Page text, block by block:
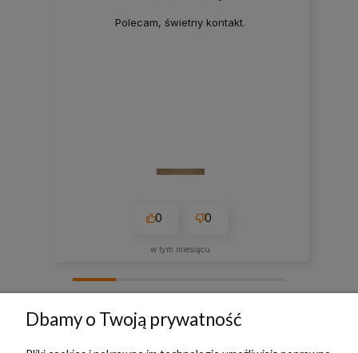
Polecam, świetny kontakt.
0 0
w tym miesiącu
Dbamy o Twoją prywatność